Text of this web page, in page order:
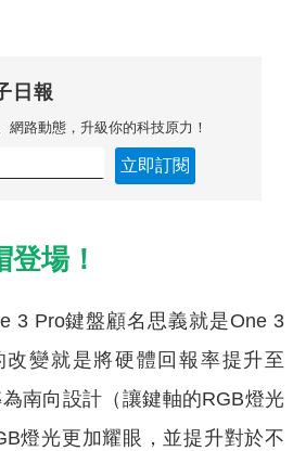
日報
網路動態，升級你的科技原力！
立即訂閱
場！
3 Pro鍵盤顧名思義就是One 3
變就是將硬體回報率提升至
南向設計（讓鍵軸的RGB燈光
燈光更加耀眼，並提升對於不